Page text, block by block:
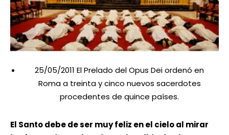
25/05/2011 El Prelado del Opus Dei ordenó en
Roma a treinta y cinco nuevos sacerdotes
procedentes de quince países.
El Santo debe de ser muy feliz en el cielo al mirar